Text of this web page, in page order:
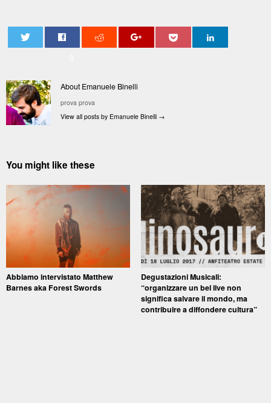
About Emanuele Binelli
prova prova
View all posts by Emanuele Binelli →
You might like these
Abbiamo intervistato Matthew
Barnes aka Forest Swords
Degustazioni Musicali:
“organizzare un bel live non
significa salvare il mondo, ma
contribuire a diffondere cultura”